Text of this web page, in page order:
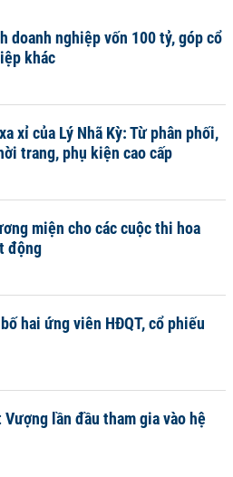
doanh nghiệp vốn 100 tỷ, góp cổ
khác
xỉ của Lý Nhã Kỳ: Từ phân phối,
trang, phụ kiện cao cấp
miện cho các cuộc thi hoa
động
hai ứng viên HĐQT, cổ phiếu
lần đầu tham gia vào hệ